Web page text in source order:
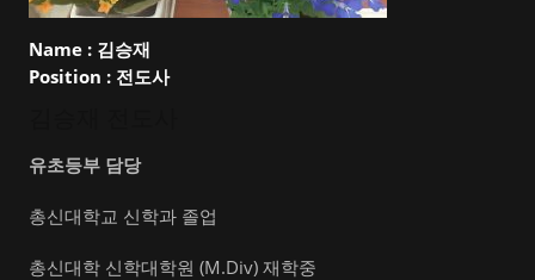
Name : 김승재
Position : 전도사
유초등부 담당
총신대학교 신학과 졸업
총신대학 신학대학원 (M.Div) 재학중